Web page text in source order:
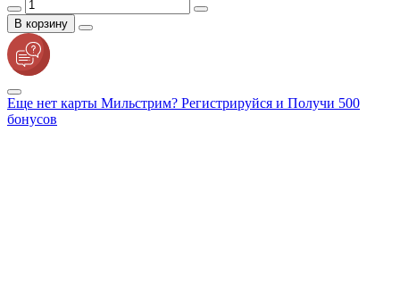
В корзину
Еще нет карты Мильстрим? Регистрируйся и Получи 500
бонусов